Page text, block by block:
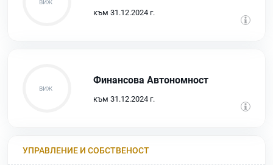
към 31.12.2024 г.
Финансова Автономност
към 31.12.2024 г.
УПРАВЛЕНИЕ И СОБСТВЕНОСТ